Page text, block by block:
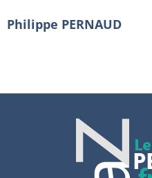
Philippe PERNAUD